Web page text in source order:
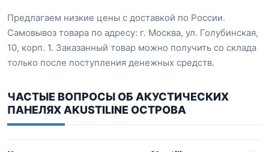
Предлагаем низкие цены с доставкой по России.
Самовывоз товара по адресу: г. Москва, ул. Голубинская,
10, корп. 1. Заказанный товар можно получить со склада
только после поступления денежных средств.
ЧАСТЫЕ ВОПРОСЫ ОБ АКУСТИЧЕСКИХ
ПАНЕЛЯХ AKUSTILINE ОСТРОВА